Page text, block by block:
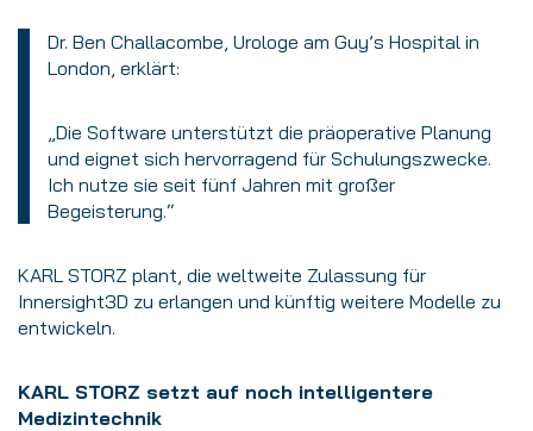
Dr. Ben Challacombe, Urologe am Guy’s Hospital in
London, erklärt:
„Die Software unterstützt die präoperative Planung
und eignet sich hervorragend für Schulungszwecke.
Ich nutze sie seit fünf Jahren mit großer
Begeisterung.“
KARL STORZ plant, die weltweite Zulassung für
Innersight3D zu erlangen und künftig weitere Modelle zu
entwickeln.
KARL STORZ setzt auf noch intelligentere
Medizintechnik